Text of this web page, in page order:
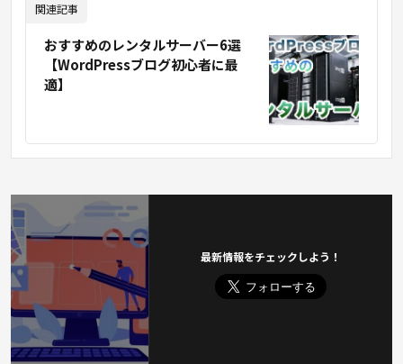
関連記事
おすすめのレンタルサーバー6選
【WordPressブログ初心者に最
適】
最新情報をチェックしよう！